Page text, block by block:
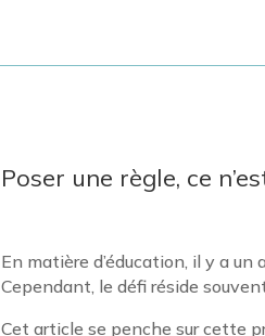
Poser une règle, ce
En matière d’éducation, il y a
Cependant, le défi réside
Cet article se penche sur cette